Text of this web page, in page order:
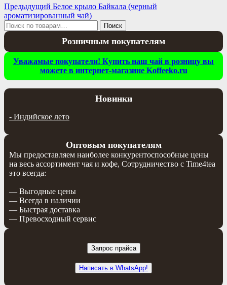
Навигация
по
записям
Предыдущий Предыдущая
запись:
Белое крыло Байкала (черный
ароматизированный чай)
Искать:
Поиск
Розничным покупателям
Уважамые покупатели! Купить наш чай в розницу вы
можете в интернет-магазине Koffeeko.ru
Новинки
- Индийское лето
Оптовым покупателям
Мы предоставляем наиболее конкурентоспособные цены
на весь ассортимент чая и кофе, Сотрудничество с Time4tea
это всегда:
— Выгодные цены
— Всегда в наличии
— Быстрая доставка
— Превосходный сервис
Запрос прайса
Написать в WhatsApp!